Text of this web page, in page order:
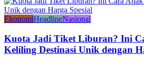
EkonomiHeadlineNasional
Kuota Jadi Tiket Liburan? Ini
Keliling Destinasi Unik dengan